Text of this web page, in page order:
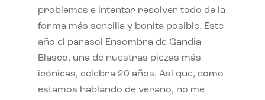
problemas e intentar resolver todo de la
forma más sencilla y bonita posible. Este
año el parasol Ensombra de Gandia
Blasco, una de nuestras piezas más
icónicas, celebra 20 años. Así que, como
estamos hablando de verano, no me